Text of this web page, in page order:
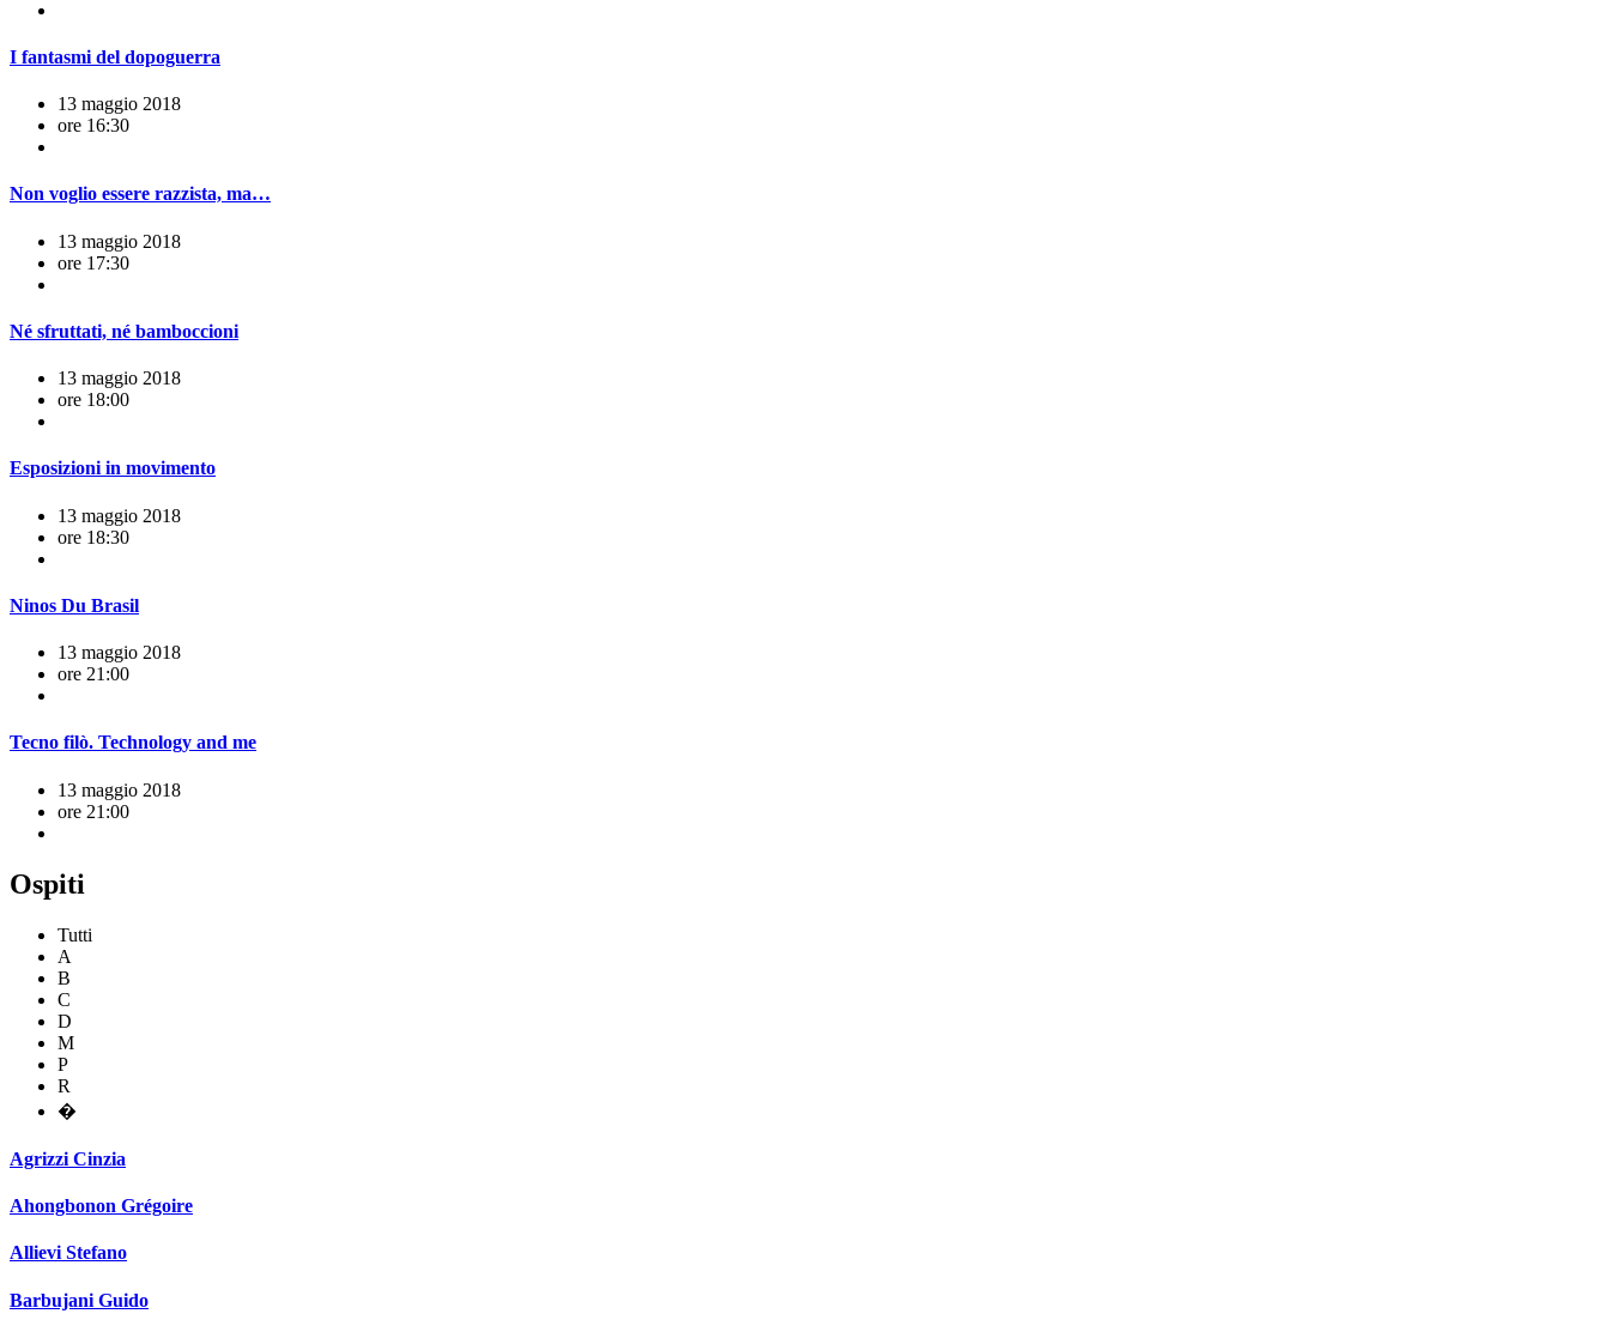
I fantasmi del dopoguerra
13 maggio 2018
ore 16:30
Non voglio essere razzista, ma…
13 maggio 2018
ore 17:30
Né sfruttati, né bamboccioni
13 maggio 2018
ore 18:00
Esposizioni in movimento
13 maggio 2018
ore 18:30
Ninos Du Brasil
13 maggio 2018
ore 21:00
Tecno filò. Technology and me
13 maggio 2018
ore 21:00
Ospiti
Tutti
A
B
C
D
M
P
R
�
Agrizzi Cinzia
Ahongbonon Grégoire
Allievi Stefano
Barbujani Guido